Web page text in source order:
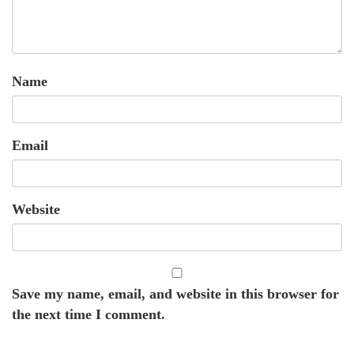
Name
Email
Website
Save my name, email, and website in this browser for
the next time I comment.